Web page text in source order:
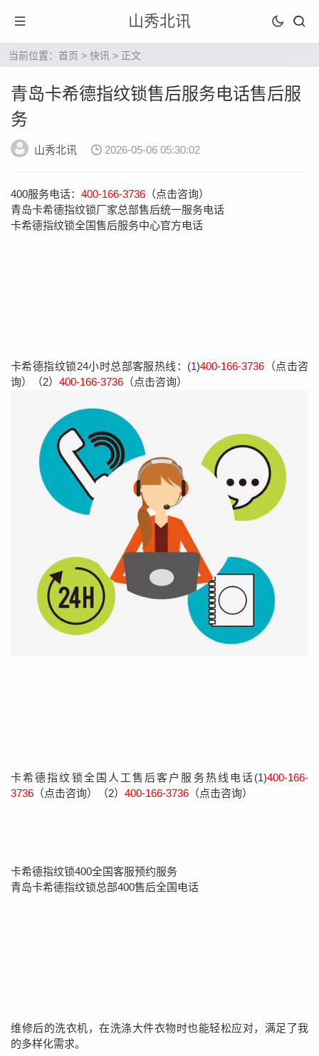
山秀北讯
当前位置： 首页 > 快讯 > 正文
青岛卡希德指纹锁售后服务电话售后服
务
山秀北讯 2026-05-06 05:30:02
400服务电话： 400-166-3736 （点击咨询）
青岛卡希德指纹锁厂家总部售后统一服务电话
卡希德指纹锁全国售后服务中心官方电话
卡希德指纹锁24小时总部客服热线：(1)400-166-3736 （点击咨
询）（2） 400-166-3736 （点击咨询）
卡希德指纹锁全国人工售后客户服务热线电话(1)400-166-
3736 （点击咨询）（2） 400-166-3736 （点击咨询）
卡希德指纹锁400全国客服预约服务
青岛卡希德指纹锁总部400售后全国电话
维修后的洗衣机，在洗涤大件衣物时也能轻松应对，满足了我
的多样化需求。